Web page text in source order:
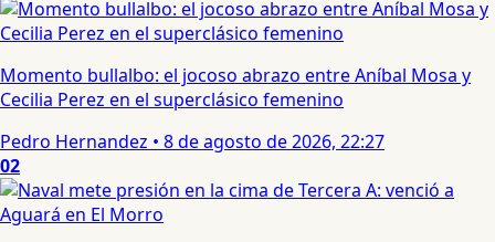
Momento bullalbo: el jocoso abrazo entre Aníbal Mosa y
Cecilia Perez en el superclásico femenino
Pedro Hernandez • 8 de agosto de 2026, 22:27
02